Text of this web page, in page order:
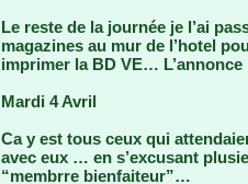
Le reste de la journée je l’ai
magazines au mur de l’hotel
imprimer la BD VE…
Mardi 4 Avril
Ca y est tous ceux qui
avec eux … en s’excusant
“membrre bienfaiteur”…